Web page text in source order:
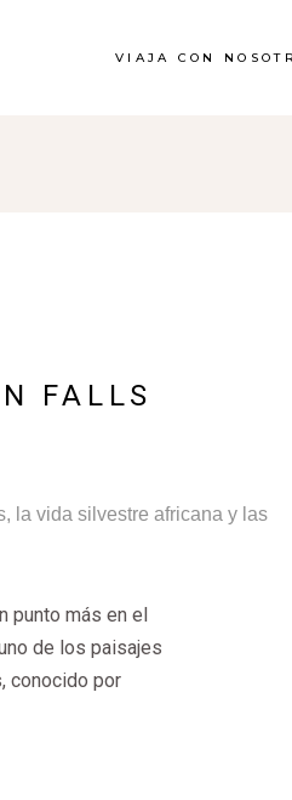
VIAJA CON
FALLS
punto más en el
de los paisajes
conocido por